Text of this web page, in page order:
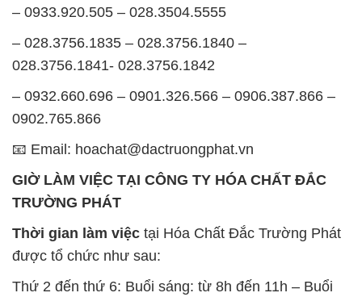
– 0933.920.505 – 028.3504.5555
– 028.3756.1835 – 028.3756.1840 –
028.3756.1841- 028.3756.1842
– 0932.660.696 – 0901.326.566 – 0906.387.866 –
0902.765.866
📧 Email: hoachat@dactruongphat.vn
GIỜ LÀM VIỆC TẠI CÔNG TY HÓA CHẤT ĐẮC
TRƯỜNG PHÁT
Thời gian làm việc tại Hóa Chất Đắc Trường Phát
được tổ chức như sau:
Thứ 2 đến thứ 6: Buổi sáng: từ 8h đến 11h – Buổi